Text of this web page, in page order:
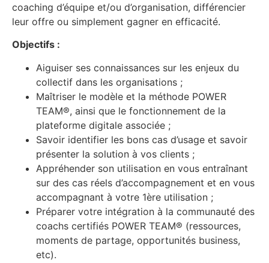
coaching d’équipe et/ou d’organisation, différencier
leur offre ou simplement gagner en efficacité.
Objectifs :
Aiguiser ses connaissances sur les enjeux du
collectif dans les organisations ;
Maîtriser le modèle et la méthode POWER
TEAM®, ainsi que le fonctionnement de la
plateforme digitale associée ;
Savoir identifier les bons cas d’usage et savoir
présenter la solution à vos clients ;
Appréhender son utilisation en vous entraînant
sur des cas réels d’accompagnement et en vous
accompagnant à votre 1ère utilisation ;
Préparer votre intégration à la communauté des
coachs certifiés POWER TEAM® (ressources,
moments de partage, opportunités business,
etc).